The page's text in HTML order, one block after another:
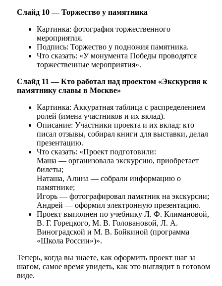
Слайд 10 — Торжество у памятника
Картинка: фотография торжественного
мероприятия.
Подпись: Торжество у подножия памятника.
Что сказать: «У монумента Победы проводятся
торжественные мероприятия».
Слайд 11 — Кто работал над проектом «Экскурсия к
памятнику славы в Москве»
Картинка: Аккуратная таблица с распределением
ролей (имена участников и их вклад).
Описание: Участники проекта и их вклад: кто
писал отзывы, собирал книги для выставки, делал
презентацию.
Что сказать: «Проект подготовили:
Маша — организовала экскурсию, приобретает
билеты;
Наташа, Алина — собрали информацию о
памятнике;
Игорь — фотографировал памятник на экскурсии;
Андрей — оформил электронную презентацию.
Проект выполнен по учебнику Л. Ф. Климановой,
В. Г. Горецкого, М. В. Головановой, Л. А.
Виноградской и М. В. Бойкиной (программа
«Школа России»)».
Теперь, когда вы знаете, как оформить проект шаг за
шагом, самое время увидеть, как это выглядит в готовом
виде.